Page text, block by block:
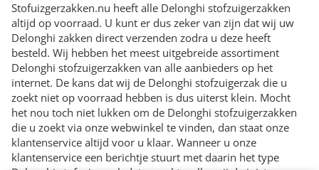
Stofuizgerzakken.nu heeft alle Delonghi stofzuigerzakken
altijd op voorraad. U kunt er dus zeker van zijn dat wij uw
Delonghi zakken direct verzenden zodra u deze heeft
besteld. Wij hebben het meest uitgebreide assortiment
Delonghi stofzuigerzakken van alle aanbieders op het
internet. De kans dat wij de Delonghi stofzuigerzak die u
zoekt niet op voorraad hebben is dus uiterst klein. Mocht
het nou toch niet lukken om de Delonghi stofzuigerzakken
die u zoekt via onze webwinkel te vinden, dan staat onze
klantenservice altijd voor u klaar. Wanneer u onze
klantenservice een berichtje stuurt met daarin het type